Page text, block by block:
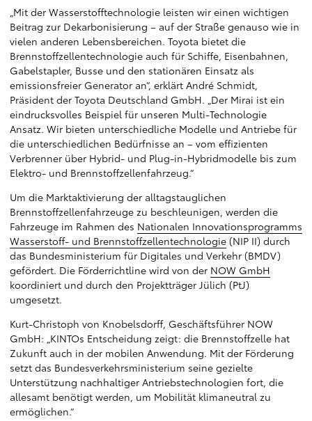
„Mit der Wasserstofftechnologie leisten wir einen wichtigen
Beitrag zur Dekarbonisierung – auf der Straße genauso wie in
vielen anderen Lebensbereichen. Toyota bietet die
Brennstoffzellentechnologie auch für Schiffe, Eisenbahnen,
Gabelstapler, Busse und den stationären Einsatz als
emissionsfreier Generator an“, erklärt André Schmidt,
Präsident der Toyota Deutschland GmbH. „Der Mirai ist ein
eindrucksvolles Beispiel für unseren Multi-Technologie
Ansatz. Wir bieten unterschiedliche Modelle und Antriebe für
die unterschiedlichen Bedürfnisse an – vom effizienten
Verbrenner über Hybrid- und Plug-in-Hybridmodelle bis zum
Elektro- und Brennstoffzellenfahrzeug.“
Um die Marktaktivierung der alltagstauglichen
Brennstoffzellenfahrzeuge zu beschleunigen, werden die
Fahrzeuge im Rahmen des Nationalen Innovationsprogramms
Wasserstoff- und Brennstoffzellentechnologie (NIP II) durch
das Bundesministerium für Digitales und Verkehr (BMDV)
gefördert. Die Förderrichtline wird von der NOW GmbH
koordiniert und durch den Projektträger Jülich (PtJ)
umgesetzt.
Kurt-Christoph von Knobelsdorff, Geschäftsführer NOW
GmbH: „KINTOs Entscheidung zeigt: die Brennstoffzelle hat
Zukunft auch in der mobilen Anwendung. Mit der Förderung
setzt das Bundesverkehrsministerium seine gezielte
Unterstützung nachhaltiger Antriebstechnologien fort, die
allesamt benötigt werden, um Mobilität klimaneutral zu
ermöglichen.“